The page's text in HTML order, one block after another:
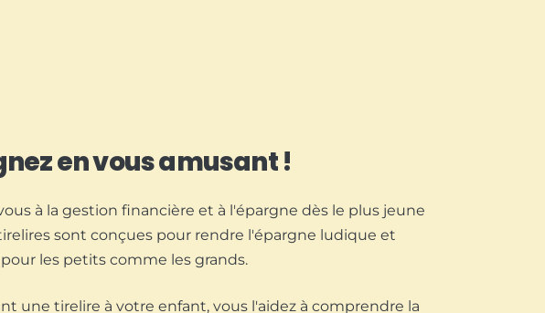
en vous amusant !
à la gestion financière et à l'épargne dès le plus jeune
sont conçues pour rendre l'épargne ludique et
les petits comme les grands.
une tirelire à votre enfant, vous l'aidez à comprendre la